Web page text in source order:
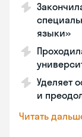
языки»
Уделяет
и
Читать